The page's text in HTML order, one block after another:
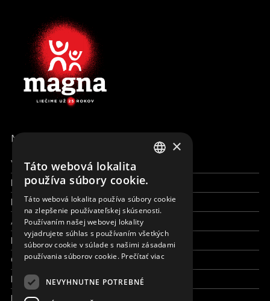
MENU
Všetky formy pomoci
Financie a reporty
Pracujte s nami
Aktuálne
Kto sme
Čo robíme
Kde robíme
Kontaktujte nás
CZECH
FRENCH
×
Táto webová lokalita
používa súbory cookie.
Táto webová lokalita používa súbory cookie
na zlepšenie používateľskej skúsenosti.
Používaním našej webovej lokality
vyjadrujete súhlas s používaním všetkých
súborov cookie v súlade s našimi zásadami
používania súborov cookie. Prečítať viac
NEVYHNUTNE POTREBNÉ